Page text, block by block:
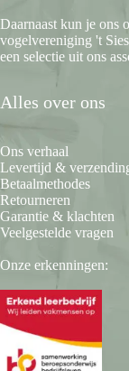
Daarnaast kun je ons
vogelvereniging 't
een selectie uit ons
Alles over ons
Ons verhaal
Levertijd &
Betaalmethodes
Retourneren
Garantie & klachten
Veelgestelde vragen
Onze erkenningen: